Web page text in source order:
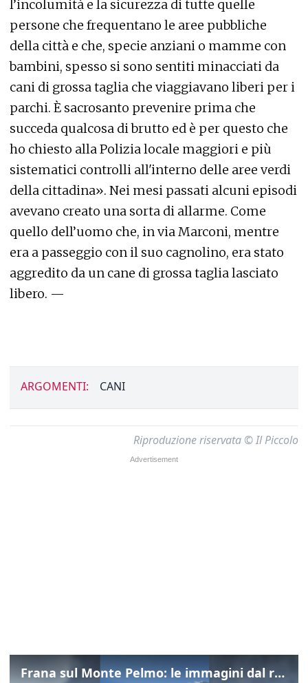
l’incolumità e la sicurezza di tutte quelle
persone che frequentano le aree pubbliche
della città e che, specie anziani o mamme con
bambini, spesso si sono sentiti minacciati da
cani di grossa taglia che viaggiavano liberi per i
parchi. È sacrosanto prevenire prima che
succeda qualcosa di brutto ed è per questo che
ho chiesto alla Polizia locale maggiori e più
sistematici controlli all'interno delle aree verdi
della cittadina». Nei mesi passati alcuni episodi
avevano creato una sorta di allarme. Come
quello dell’uomo che, in via Marconi, mentre
era a passeggio con il suo cagnolino, era stato
aggredito da un cane di grossa taglia lasciato
libero. —
ARGOMENTI: CANI
Riproduzione riservata © Il Piccolo
Frana sul Monte Pelmo: le immagini dal rifugio Città di Fiume